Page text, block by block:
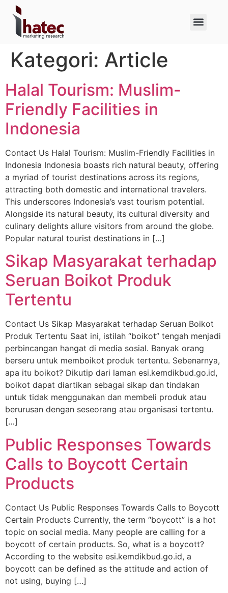
Kategori: Article
Halal Tourism: Muslim-
Friendly Facilities in
Indonesia
Contact Us Halal Tourism: Muslim-Friendly Facilities in
Indonesia Indonesia boasts rich natural beauty, offering
a myriad of tourist destinations across its regions,
attracting both domestic and international travelers.
This underscores Indonesia’s vast tourism potential.
Alongside its natural beauty, its cultural diversity and
culinary delights allure visitors from around the globe.
Popular natural tourist destinations in […]
Sikap Masyarakat terhadap
Seruan Boikot Produk
Tertentu
Contact Us Sikap Masyarakat terhadap Seruan Boikot
Produk Tertentu Saat ini, istilah “boikot” tengah menjadi
perbincangan hangat di media sosial. Banyak orang
berseru untuk memboikot produk tertentu. Sebenarnya,
apa itu boikot? Dikutip dari laman esi.kemdikbud.go.id,
boikot dapat diartikan sebagai sikap dan tindakan
untuk tidak menggunakan dan membeli produk atau
berurusan dengan seseorang atau organisasi tertentu.
[…]
Public Responses Towards
Calls to Boycott Certain
Products
Contact Us Public Responses Towards Calls to Boycott
Certain Products Currently, the term “boycott” is a hot
topic on social media. Many people are calling for a
boycott of certain products. So, what is a boycott?
According to the website esi.kemdikbud.go.id, a
boycott can be defined as the attitude and action of
not using, buying […]